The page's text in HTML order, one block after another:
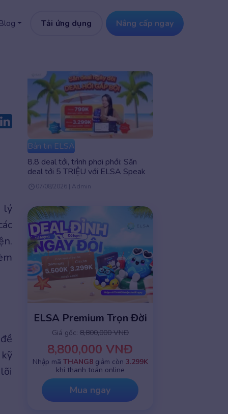
Blog Tải ứng dụng Nâng cấp ngay
lý
Bản tin ELSA
8.8 deal tới, trình phơi phới: Săn
deal tới 5 TRIỆU với ELSA Speak
07/08/2026 | Admin
ELSA Premium Trọn Đời
Giá gốc: 8,800,000 VNĐ
8,800,000 VNĐ
Nhập mã THANG8giảm còn 3.299K
khi thanh toán online
Mua ngay